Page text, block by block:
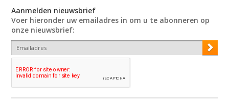
Aanmelden nieuwsbrief
Voer hieronder uw emailadres in om u te abonneren op
onze nieuwsbrief: